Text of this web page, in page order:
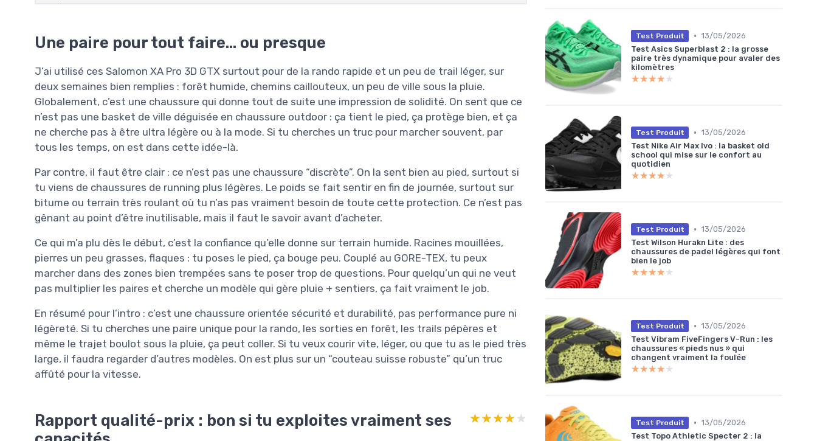
Une paire pour tout faire… ou presque
J’ai utilisé ces Salomon XA Pro 3D GTX surtout pour de la rando rapide et un peu de trail léger, sur
deux semaines bien remplies : forêt humide, chemins caillouteux, un peu de ville sous la pluie.
Globalement, c’est une chaussure qui donne tout de suite une impression de solidité. On sent que ce
n’est pas une basket de ville déguisée en chaussure outdoor : ça tient le pied, ça protège bien, et ça
ne cherche pas à être ultra légère ou à la mode. Si tu cherches un truc pour marcher souvent, par
tous les temps, on est dans cette idée-là.
Par contre, il faut être clair : ce n’est pas une chaussure “discrète”. On la sent bien au pied, surtout si
tu viens de chaussures de running plus légères. Le poids se fait sentir en fin de journée, surtout sur
bitume ou terrain très roulant où tu n’as pas vraiment besoin de toute cette protection. Ce n’est pas
gênant au point d’être inutilisable, mais il faut le savoir avant d’acheter.
Ce qui m’a plu dès le début, c’est la confiance qu’elle donne sur terrain humide. Racines mouillées,
pierres un peu grasses, flaques : tu poses le pied, ça bouge peu. Couplé au GORE-TEX, tu peux
marcher dans des zones bien trempées sans te poser trop de questions. Pour quelqu’un qui ne veut
pas multiplier les paires et cherche un modèle qui gère pluie + sentiers, ça fait vraiment le job.
En résumé pour l’intro : c’est une chaussure orientée sécurité et durabilité, pas performance pure ni
légèreté. Si tu cherches une paire unique pour la rando, les sorties en forêt, les trails pépères et
même le trajet boulot sous la pluie, ça peut coller. Si tu veux courir vite, léger, ou que tu as le pied très
large, il faudra regarder d’autres modèles. On est plus sur un “couteau suisse robuste” qu’un truc
affûté pour la vitesse.
Rapport qualité-prix : bon si tu exploites vraiment ses
★★★★★
★★★★★
Test Produit • 13/05/2026
Test Asics Superblast 2 : la grosse
paire très dynamique pour avaler des
kilomètres
★★★★★
★★★★★
Test Produit • 13/05/2026
Test Nike Air Max Ivo : la basket old
school qui mise sur le confort au
quotidien
★★★★★
★★★★★
Test Produit • 13/05/2026
Test Wilson Hurakn Lite : des
chaussures de padel légères qui font
bien le job
★★★★★
★★★★★
Test Produit • 13/05/2026
Test Vibram FiveFingers V-Run : les
chaussures « pieds nus » qui
changent vraiment la foulée
★★★★★
★★★★★
Test Produit • 13/05/2026
Test Topo Athletic Specter 2 : la